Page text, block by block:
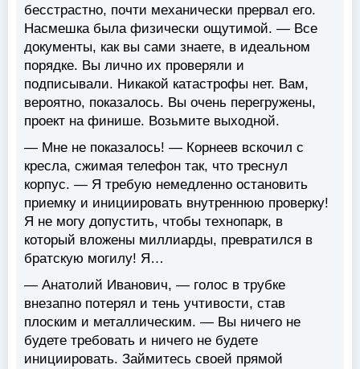
бесстрастно, почти механически прервал его.
Насмешка была физически ощутимой. — Все
документы, как вы сами знаете, в идеальном
порядке. Вы лично их проверяли и
подписывали. Никакой катастрофы нет. Вам,
вероятно, показалось. Вы очень перегружены,
проект на финише. Возьмите выходной.
— Мне не показалось! — Корнеев вскочил с
кресла, сжимая телефон так, что треснул
корпус. — Я требую немедленно остановить
приемку и инициировать внутреннюю проверку!
Я не могу допустить, чтобы технопарк, в
который вложены миллиарды, превратился в
братскую могилу! Я…
— Анатолий Иванович, — голос в трубке
внезапно потерял и тень учтивости, став
плоским и металлическим. — Вы ничего не
будете требовать и ничего не будете
инициировать. Займитесь своей прямой